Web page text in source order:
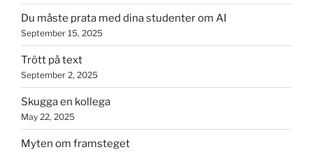
Du måste prata med dina studenter om AI
September 15, 2025
Trött på text
September 2, 2025
Skugga en kollega
May 22, 2025
Myten om framsteget